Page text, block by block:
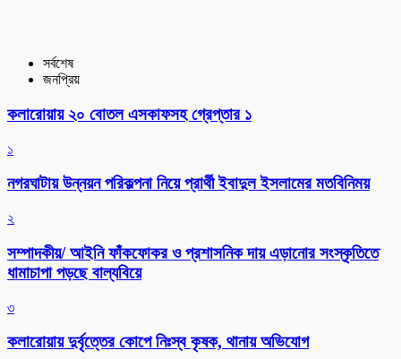
সর্বশেষ
জনপ্রিয়
কলারোয়ায় ২০ বোতল এসকাফসহ গ্রেপ্তার ১
১
নগরঘাটায় উন্নয়ন পরিকল্পনা নিয়ে প্রার্থী ইবাদুল ইসলামের মতবিনিময়
২
সম্পাদকীয়/ আইনি ফাঁকফোকর ও প্রশাসনিক দায় এড়ানোর সংস্কৃতিতে
ধামাচাপা পড়ছে বাল্যবিয়ে
৩
কলারোয়ায় দুর্বৃত্তের কোপে নিঃস্ব কৃষক, থানায় অভিযোগ